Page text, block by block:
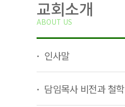
교회소개
ABOUT US
인사말
담임목사 비전과 철학